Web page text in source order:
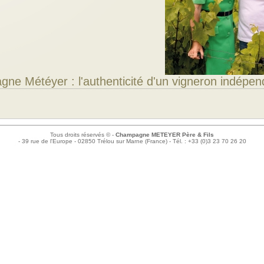
Météyer : l'authenticité d'un vigneron
Tous droits réservés © - Champagne METEYER Père & Fils
- 39 rue de l'Europe - 02850 Trélou sur Marne (France) - Tél. : +33 (0)3 23 70 26 20